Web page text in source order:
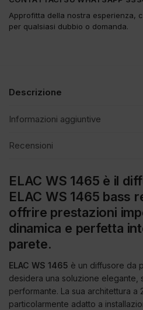
Approfitta della nostra esperienza,
per qualsiasi dubbio o domanda.
Descrizione
Informazioni aggiuntive
Recensioni
ELAC WS 1465 è il
ELAC WS 1465 bass
offrire prestazioni
dinamica e perfetta
parete.
ELAC WS 1465 è un diffusore da
desidera una soluzione elegante,
performante. La sua architettura
particolarmente adatto a